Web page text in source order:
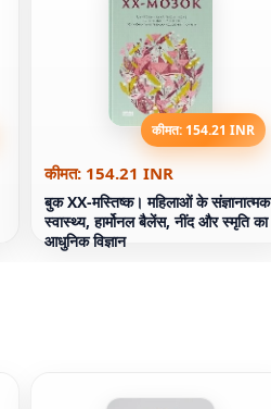
कीमत: 154.21 INR
कीमत: 154.21 INR
बुक XX-मस्तिष्क। महिलाओं के संज्ञानात्मक
स्वास्थ्य, हार्मोनल बैलेंस, नींद और स्मृति का
आधुनिक विज्ञान